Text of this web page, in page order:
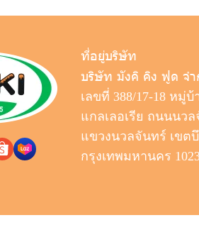
ที่อยู่บริษัท
บริษัท มังคิ คิง ฟูด จำ
เลขที่ 388/17-18 หมู่
แกลเลอเรีย ถนนนว
แขวงนวลจันทร์ เขต
กรุงเทพมหานคร